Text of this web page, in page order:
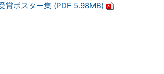
賞ポスター集 (PDF 5.98MB)